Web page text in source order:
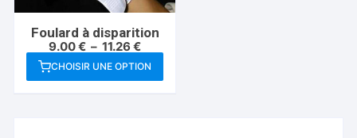
Foulard à disparition
9.00€ – 11.26€Plage
de
prix :
9.00 €
CHOISIR UNE OPTION
Ce